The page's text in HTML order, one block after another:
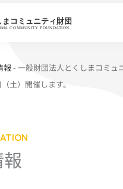
報 - 一般財団法人とくしまコミ
土）開催します。